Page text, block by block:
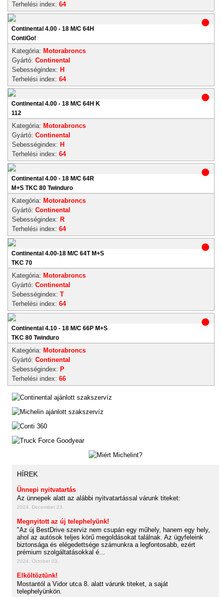
Terhelési index: 64
Continental 4.00 - 18 M/C 64H
ContiGo!
Kategória: Motorabroncs
Gyártó: Continental
Sebességindex: H
Terhelési index: 64
Continental 4.00 - 18 M/C 64H K
112
Kategória: Motorabroncs
Gyártó: Continental
Sebességindex: H
Terhelési index: 64
Continental 4.00 - 18 M/C 64R
M+S TKC 80 Twinduro
Kategória: Motorabroncs
Gyártó: Continental
Sebességindex: R
Terhelési index: 64
Continental 4.00-18 M/C 64T M+S
TKC 70
Kategória: Motorabroncs
Gyártó: Continental
Sebességindex: T
Terhelési index: 64
Continental 4.10 - 18 M/C 66P M+S
TKC 80 Twinduro
Kategória: Motorabroncs
Gyártó: Continental
Sebességindex: P
Terhelési index: 66
HÍREK
Ünnepi nyitvatartás
Az ünnepek alatt az alábbi nyitvatartással várunk titeket:
2024. December 23.
Megnyitott az új telephelyünk!
"Az új BestDrive szerviz nem csupán egy műhely, hanem egy hely,
ahol az autósok teljes körű megoldásokat találnak. Az ügyfeleink
biztonsága és elégedettsége számunkra a legfontosabb, ezért
prémium szolgáltatásokkal é...
2024. October 03.
Elköltöztünk!
Mostantól a Vidor utca 8. alatt várunk titeket, a saját
telephelyünkön.